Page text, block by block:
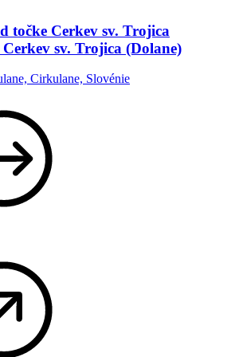
točke Cerkev sv. Trojica
sv. Trojica (Dolane)
Cirkulane, Slovénie